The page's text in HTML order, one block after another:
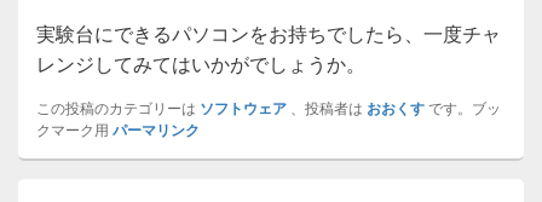
実験台にできるパソコンをお持ちでしたら、一度チャ
レンジしてみてはいかがでしょうか。
この投稿のカテゴリーは ソフトウェア 、投稿者は おおくすです。ブッ
クマーク用 パーマリンク